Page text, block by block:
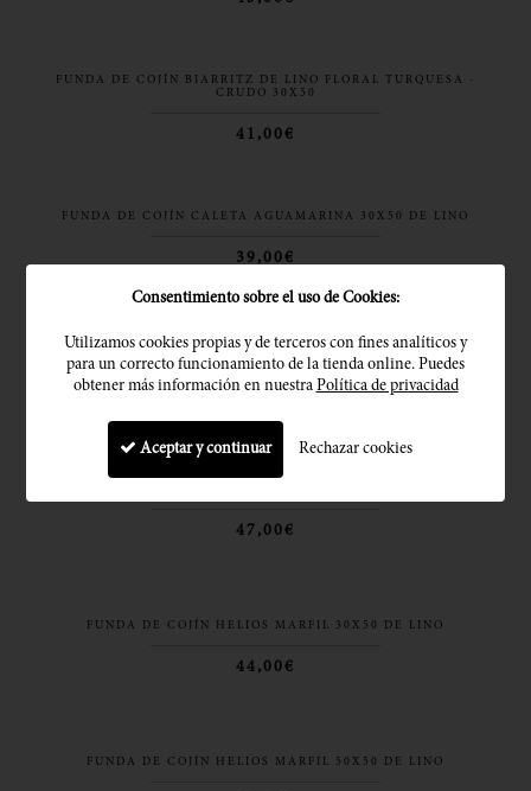
FUNDA DE COJÍN BIARRITZ DE LINO FLORAL TURQUESA -
CRUDO 30X50
41,00€
FUNDA DE COJÍN CALETA AGUAMARINA 30X50 DE LINO
39,00€
FUNDA DE COJÍN CALETA AGUAMARINA 50X50 DE LINO
47,00€
47,00€
FUNDA DE COJÍN HELIOS MARFIL 30X50 DE LINO
44,00€
FUNDA DE COJÍN HELIOS MARFIL 50X50 DE LINO
Consentimiento sobre el uso de Cookies:
Utilizamos cookies propias y de terceros con fines analíticos y
para un correcto funcionamiento de la tienda online. Puedes
obtener más información en nuestra Política de privacidad
Aceptar y continuar Rechazar cookies